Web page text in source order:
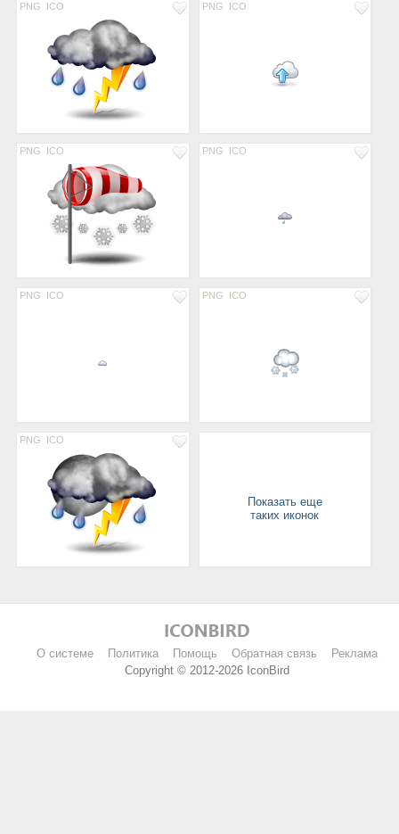
PNG ICO PNG ICO
PNG ICO PNG ICO
PNG ICO PNG ICO
PNG ICO
Показать еще
таких иконок
О системе Политика Помощь Обратная связь
Реклама
Copyright © 2012-2026 IconBird